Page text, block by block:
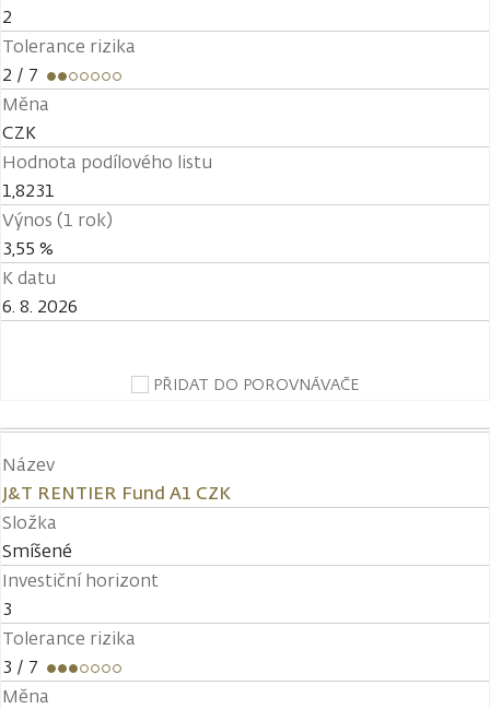
2
Tolerance rizika
2 / 7
Měna
CZK
Hodnota podílového listu
1,8231
Výnos (1 rok)
3,55 %
K datu
6. 8. 2026
PŘIDAT DO POROVNÁVAČE
Název
J&T RENTIER Fund A1 CZK
Složka
Smíšené
Investiční horizont
3
Tolerance rizika
3 / 7
Měna